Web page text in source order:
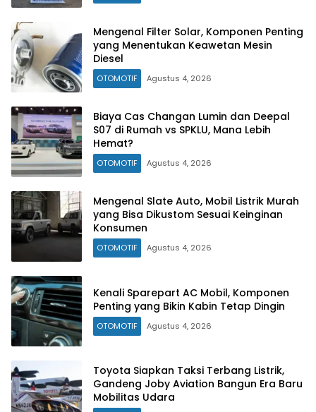
Mengenal Filter Solar, Komponen Penting
yang Menentukan Keawetan Mesin
Diesel
OTOMOTIF Agustus 4, 2026
Biaya Cas Changan Lumin dan Deepal
S07 di Rumah vs SPKLU, Mana Lebih
Hemat?
OTOMOTIF Agustus 4, 2026
Mengenal Slate Auto, Mobil Listrik Murah
yang Bisa Dikustom Sesuai Keinginan
Konsumen
OTOMOTIF Agustus 4, 2026
Kenali Sparepart AC Mobil, Komponen
Penting yang Bikin Kabin Tetap Dingin
OTOMOTIF Agustus 4, 2026
Toyota Siapkan Taksi Terbang Listrik,
Gandeng Joby Aviation Bangun Era Baru
Mobilitas Udara